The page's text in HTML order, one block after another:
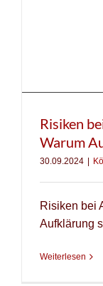
Risiken
Warum
30.09.2024
Risiken bei
Aufklärung
Weiterlesen